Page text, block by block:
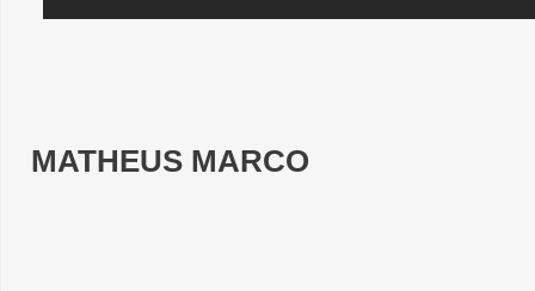
MATHEUS MARCO